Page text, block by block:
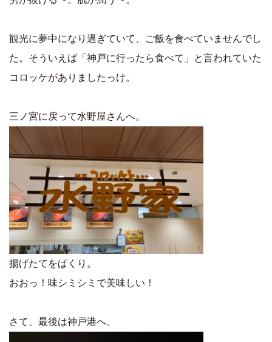
観光に夢中になり過ぎていて、ご飯を食べていませんでし
た。そういえば「神戸に行ったら食べて」と言われていた
コロッケがありましたっけ。
三ノ宮に戻って水野屋さんへ。
揚げたてをぱくり。
おおっ！味シミシミで美味しい！
さて、最後は神戸港へ。